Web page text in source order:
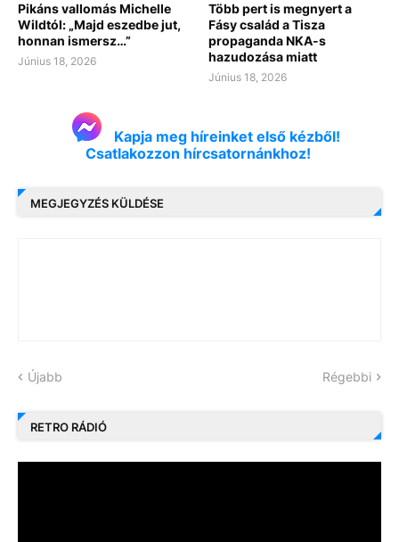
Pikáns vallomás Michelle
Wildtól: „Majd eszedbe jut,
honnan ismersz…”
Június 18, 2026
Több pert is megnyert a
Fásy család a Tisza
propaganda NKA-s
hazudozása miatt
Június 18, 2026
Kapja meg híreinket első kézből!
Csatlakozzon hírcsatornánkhoz!
MEGJEGYZÉS KÜLDÉSE
Újabb Régebbi
RETRO RÁDIÓ